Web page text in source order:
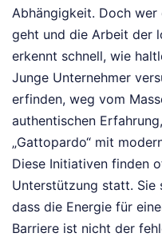
Abhängigkeit. Doch
geht und die Arbeit der
erkennt schnell, wie
Junge Unternehmer
erfinden, weg vom
authentischen
„Gattopardo“ mit
Diese Initiativen finden
Unterstützung statt. Sie
dass die Energie für
Barriere ist nicht der